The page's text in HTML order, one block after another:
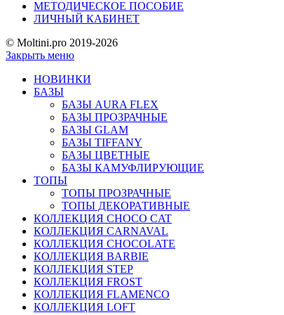
МЕТОДИЧЕСКОЕ ПОСОБИЕ
ЛИЧНЫЙ КАБИНЕТ
© Moltini.pro 2019-2026
Закрыть меню
НОВИНКИ
БАЗЫ
БАЗЫ AURA FLEX
БАЗЫ ПРОЗРАЧНЫЕ
БАЗЫ GLAM
БАЗЫ TIFFANY
БАЗЫ ЦВЕТНЫЕ
БАЗЫ КАМУФЛИРУЮЩИЕ
ТОПЫ
ТОПЫ ПРОЗРАЧНЫЕ
ТОПЫ ДЕКОРАТИВНЫЕ
КОЛЛЕКЦИЯ CHOCO CAT
КОЛЛЕКЦИЯ CARNAVAL
КОЛЛЕКЦИЯ CHOCOLATE
КОЛЛЕКЦИЯ BARBIE
КОЛЛЕКЦИЯ STEP
КОЛЛЕКЦИЯ FROST
КОЛЛЕКЦИЯ FLAMENCO
КОЛЛЕКЦИЯ LOFT